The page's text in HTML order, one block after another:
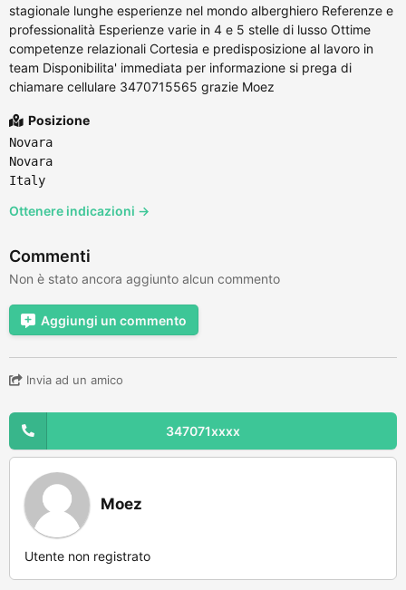
stagionale lunghe esperienze nel mondo alberghiero Referenze e
professionalità Esperienze varie in 4 e 5 stelle di lusso Ottime
competenze relazionali Cortesia e predisposizione al lavoro in
team Disponibilita' immediata per informazione si prega di
chiamare cellulare 3470715565 grazie Moez
Posizione
Novara
Novara
Italy
Ottenere indicazioni →
Commenti
Non è stato ancora aggiunto alcun commento
Aggiungi un commento
Invia ad un amico
347071xxxx
Moez
Utente non registrato